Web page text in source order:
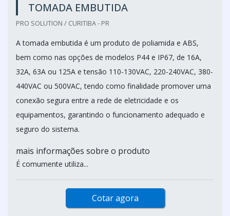
TOMADA EMBUTIDA
PRO SOLUTION / CURITIBA - PR
A tomada embutida é um produto de poliamida e ABS,
bem como nas opções de modelos P44 e IP67, de 16A,
32A, 63A ou 125A e tensão 110-130VAC, 220-240VAC, 380-
440VAC ou 500VAC, tendo como finalidade promover uma
conexão segura entre a rede de eletricidade e os
equipamentos, garantindo o funcionamento adequado e
seguro do sistema.
mais informações sobre o produto
É comumente utiliza...
Cotar agora